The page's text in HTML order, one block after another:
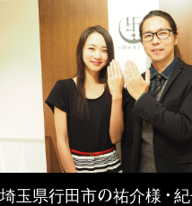
埼玉県行田市の祐介様・